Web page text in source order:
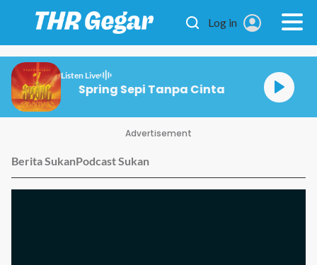
Log in
Listen Live
Spring Sepi Tanpa Cinta
Advertisement
Berita SukanPodcast Sukan